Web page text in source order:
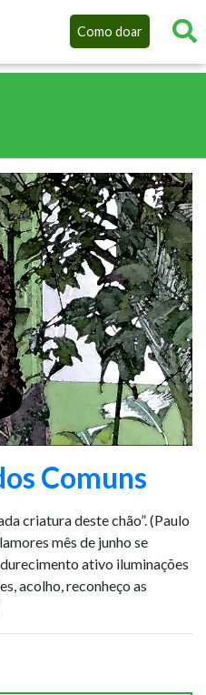
Como doar
Comuns
criatura deste chão”. (Paulo
mês de junho se
ativo iluminações
acolho, reconheço as